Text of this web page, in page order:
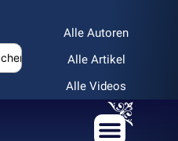
Alle Autoren
Alle Artikel
Alle Videos